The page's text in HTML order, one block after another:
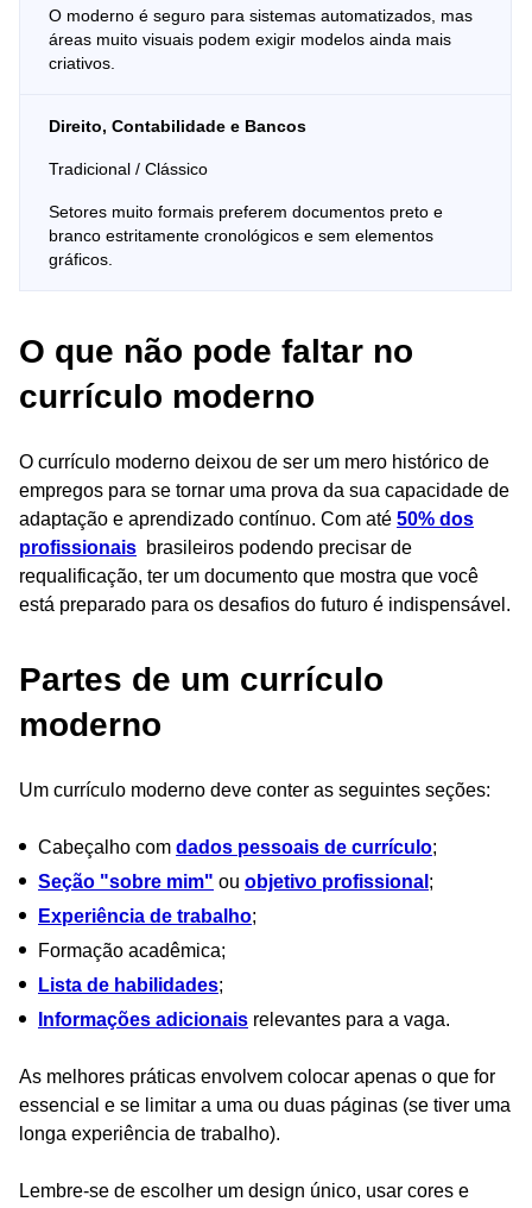
O moderno é seguro para sistemas automatizados, mas
áreas muito visuais podem exigir modelos ainda mais
criativos.
Direito, Contabilidade e Bancos
Tradicional / Clássico
Setores muito formais preferem documentos preto e
branco estritamente cronológicos e sem elementos
gráficos.
O que não pode faltar no
currículo moderno
O currículo moderno deixou de ser um mero histórico de
empregos para se tornar uma prova da sua capacidade de
adaptação e aprendizado contínuo. Com até 50% dos
profissionais brasileiros podendo precisar de
requalificação, ter um documento que mostra que você
está preparado para os desafios do futuro é indispensável.
Partes de um currículo
moderno
Um currículo moderno deve conter as seguintes seções:
Cabeçalho com dados pessoais de currículo;
Seção "sobre mim" ou objetivo profissional ;
Experiência de trabalho;
Formação acadêmica;
Lista de habilidades;
Informações adicionais relevantes para a vaga.
As melhores práticas envolvem colocar apenas o que for
essencial e se limitar a uma ou duas páginas (se tiver uma
longa experiência de trabalho).
Lembre-se de escolher um design único, usar cores e